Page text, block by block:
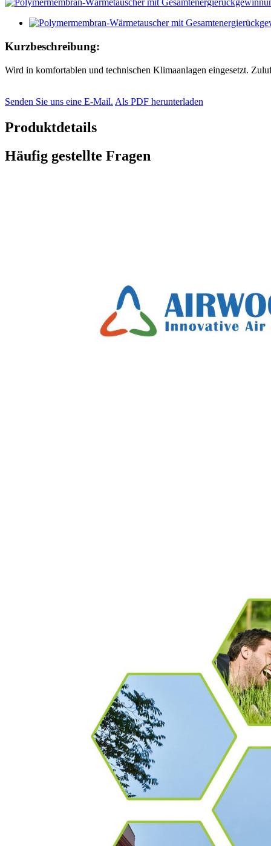
Kurzbeschreibung:
Wird in komfortablen und technischen Klimaanlagen eingesetzt.
Senden Sie uns eine E-Mail. Als PDF herunterladen
Produktdetails
Häufig gestellte Fragen